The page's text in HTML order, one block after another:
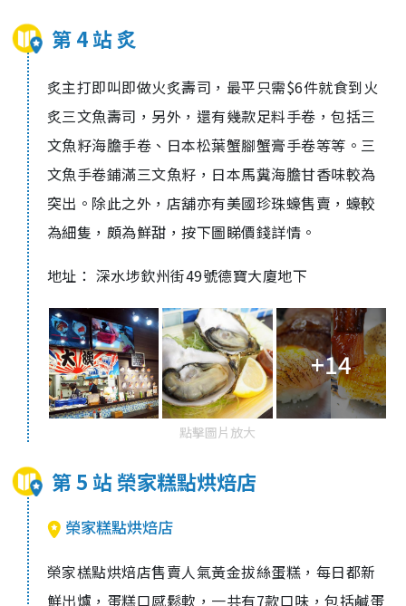
第 4 站 炙
炙主打即叫即做火炙壽司，最平只需$6件就食到火
炙三文魚壽司，另外，還有幾款足料手卷，包括三
文魚籽海膽手卷、日本松葉蟹腳蟹膏手卷等等。三
文魚手卷鋪滿三文魚籽，日本馬糞海膽甘香味較為
突出。除此之外，店舖亦有美國珍珠蠔售賣，蠔較
為細隻，頗為鮮甜，按下圖睇價錢詳情。
地址： 深水埗欽州街49號德寶大廈地下
+14
點擊圖片放大
第 5 站 榮家糕點烘焙店
榮家糕點烘焙店
榮家榚點烘焙店售賣人氣黃金拔絲蛋糕，每日都新
鮮出爐，蛋糕口感鬆軟，一共有7款口味，包括鹹蛋